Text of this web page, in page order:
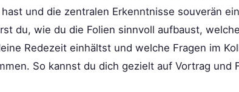
und die zentralen Erkenntnisse souverän
du, wie du die Folien sinnvoll aufbaust,
Redezeit einhältst und welche Fragen im
So kannst du dich gezielt auf Vortrag und